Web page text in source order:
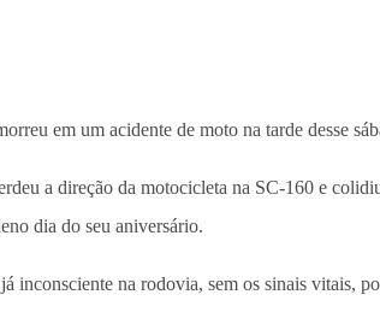
em um acidente de moto na tarde desse
a direção da motocicleta na SC-160 e
dia do seu aniversário.
inconsciente na rodovia, sem os sinais vitais,